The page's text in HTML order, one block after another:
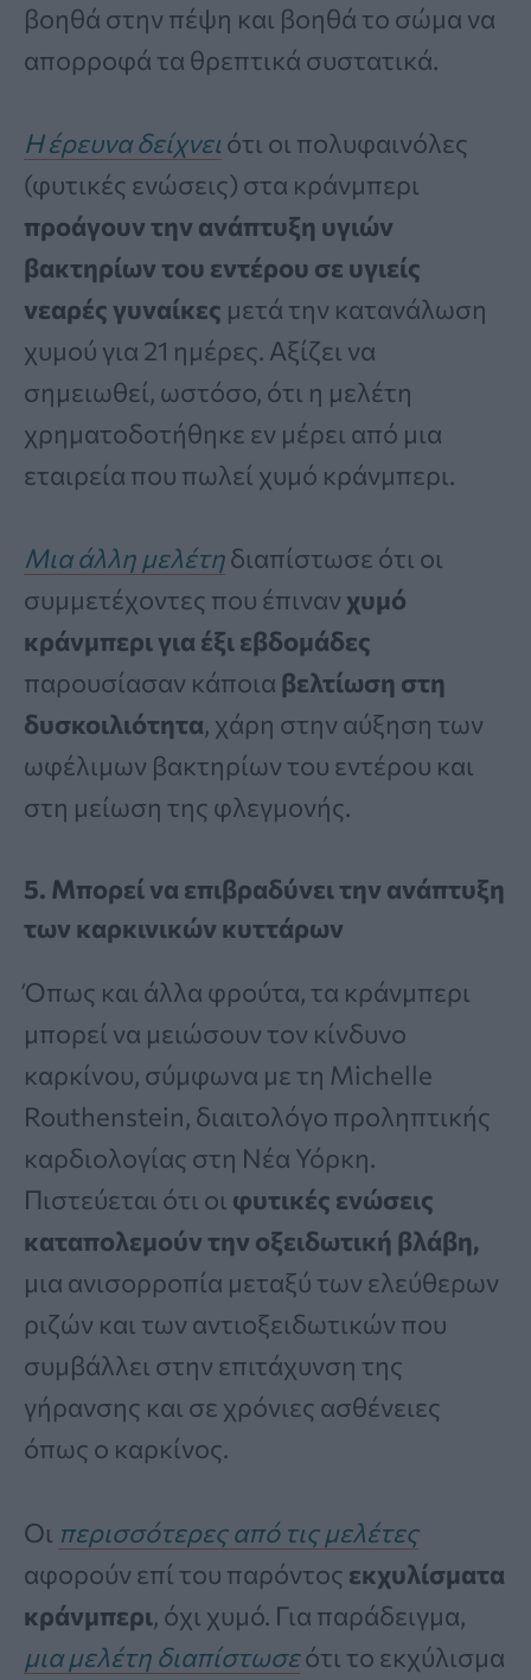
βοηθά στην πέψη και βοηθά το σώμα να
απορροφά τα θρεπτικά συστατικά.
Η έρευνα δείχνει ότι οι πολυφαινόλες
(φυτικές ενώσεις) στα κράνμπερι
προάγουν την ανάπτυξη υγιών
βακτηρίων του εντέρου σε υγιείς
νεαρές γυναίκες μετά την κατανάλωση
χυμού για 21 ημέρες. Αξίζει να
σημειωθεί, ωστόσο, ότι η μελέτη
χρηματοδοτήθηκε εν μέρει από μια
εταιρεία που πωλεί χυμό κράνμπερι.
Μια άλλη μελέτηδιαπίστωσε ότι οι
συμμετέχοντες που έπιναν χυμό
κράνμπερι για έξι εβδομάδες
παρουσίασαν κάποια βελτίωση στη
δυσκοιλιότητα, χάρη στην αύξηση των
ωφέλιμων βακτηρίων του εντέρου και
στη μείωση της φλεγμονής.
5. Μπορεί να επιβραδύνει την ανάπτυξη
των καρκινικών κυττάρων
Όπως και άλλα φρούτα, τα κράνμπερι
μπορεί να μειώσουν τον κίνδυνο
καρκίνου, σύμφωνα με τη Michelle
Routhenstein, διαιτολόγο προληπτικής
καρδιολογίας στη Νέα Υόρκη.
Πιστεύεται ότι οι φυτικές ενώσεις
καταπολεμούν την οξειδωτική βλάβη,
μια ανισορροπία μεταξύ των ελεύθερων
ριζών και των αντιοξειδωτικών που
συμβάλλει στην επιτάχυνση της
γήρανσης και σε χρόνιες ασθένειες
όπως ο καρκίνος.
Οι περισσότερες από τις μελέτες
αφορούν επί του παρόντος εκχυλίσματα
κράνμπερι, όχι χυμό. Για παράδειγμα,
μια μελέτη διαπίστωσεότι το εκχύλισμα